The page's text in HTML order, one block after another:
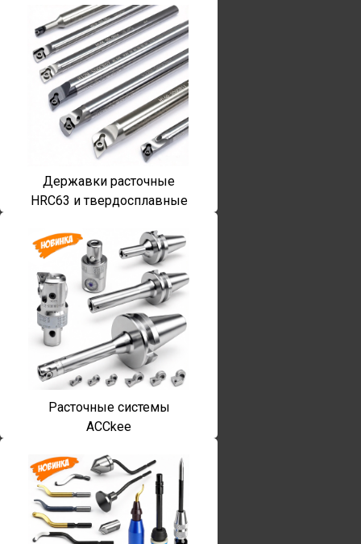
Державки расточные
HRC63 и твердосплавные
Расточные системы
ACCkee